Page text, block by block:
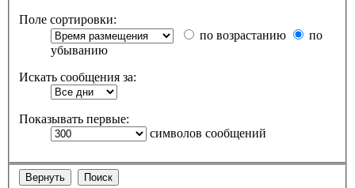
Поле сортировки:
по возрастанию
по
убыванию
Искать сообщения за:
Показывать первые:
символов сообщений